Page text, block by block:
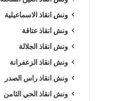
ونش انقاذ الاسماعيلية
ونش انقاذ عتاقة
ونش انقاذ الجلالة
ونش انقاذ الزعفرانة
ونش انقاذ راس الصدر
ونش انقاذ الحي الثامن